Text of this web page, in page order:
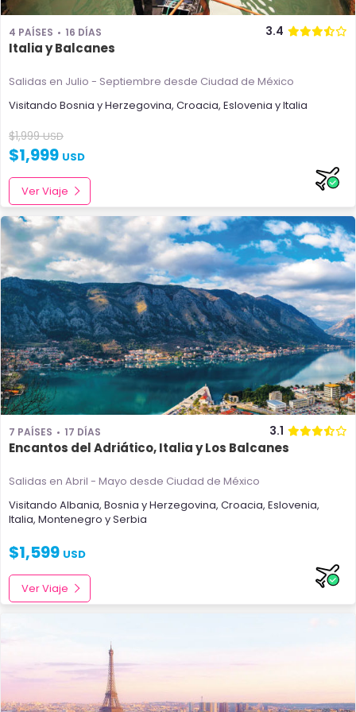
4 PAÍSES 16 DÍAS 3.4
Italia y Balcanes
Salidas en Julio - Septiembre desde Ciudad de México
Visitando Bosnia y Herzegovina, Croacia, Eslovenia yItalia
$1,999USD
$1,999 USD
Ver Viaje
7 PAÍSES 17 DÍAS 3.1
Encantos del Adriático, Italia y Los Balcanes
Salidas en Abril - Mayo desde Ciudad de México
Visitando Albania, Bosnia y Herzegovina, Croacia, Eslovenia,
Italia, Montenegro ySerbia
$1,599 USD
Ver Viaje